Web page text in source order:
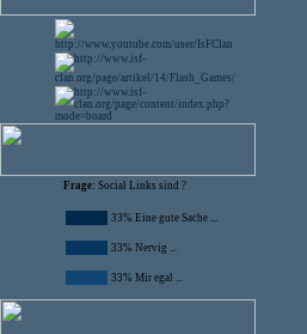
Frage: Social Links sind ?
33% Eine gute Sache ...
33% Nervig ...
33% Mir egal ...